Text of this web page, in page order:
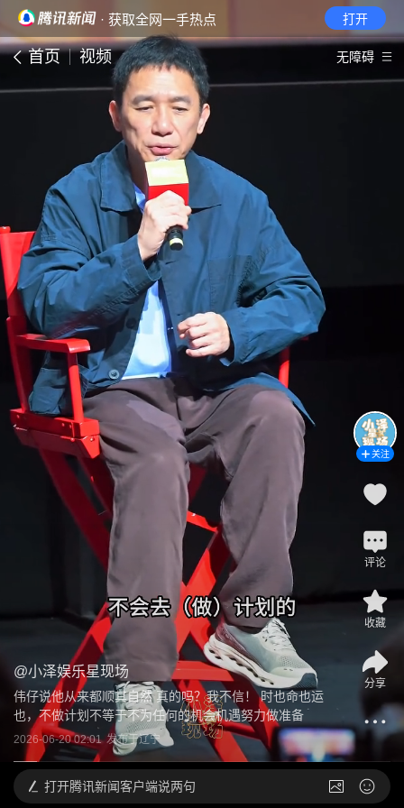
· 获取全网一手热点 打开
首页 视频 无障碍
@小泽娱乐星现场
伟仔说他从来都顺其自然 真的吗？我不信！ 时也命也运
也，不做计划不等于不为任何的机会机遇努力做准备
2026-06-20 02:01 发布于辽宁
关注
评论
收藏
分享
打开腾讯新闻客户端说两句